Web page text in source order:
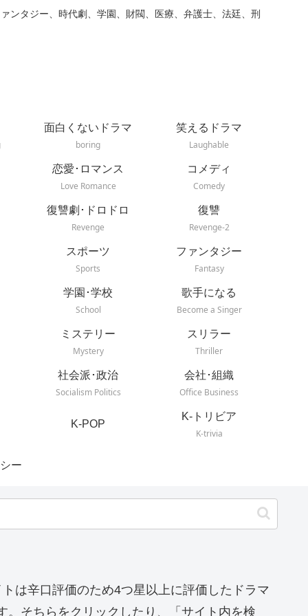
ンタジー、時代劇、学園、財閥、医療、弁護士、法廷、刑
面白くないドラマ
boring
笑えるドラマ
Laughable
恋愛･ロマンス
Love Romance
コメディ
Comedy
復讐劇･ドロドロ
Revenge
復讐
Revenge-2
スポーツ
Sports
ファンタジー
Fantasy
学園･学校
School
歌手になる
Become a Singer
ミステリー
Mystery
スリラー
Thriller
社会派･政治
Socialism Politics
会社･組織
Office Business
K-POP
K-トリビア
K-trivia
ー
は辛口評価のため4つ星以上に評価したドラマ
そちらをクリックしたり、「サイト内を検